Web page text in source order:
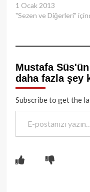
1 Ocak 2013
"Sezen ve Diğerleri"
Mustafa
daha fazla şey
Subscribe to get the
E-postanızı yazın…